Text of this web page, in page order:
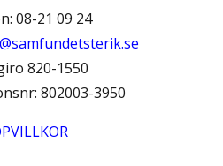
08-21 09 24
820-1550
802003-3950